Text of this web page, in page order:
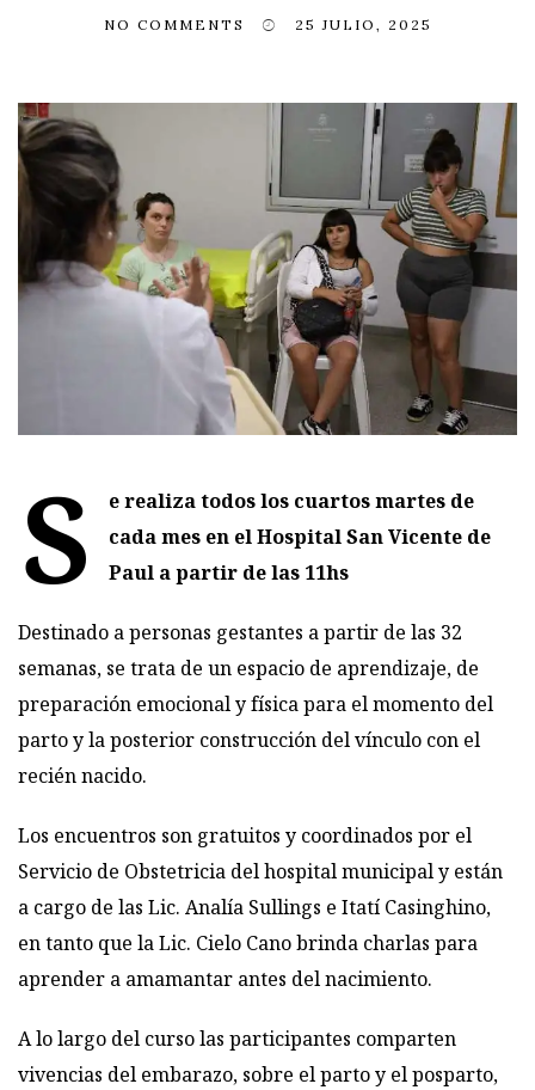
NO COMMENTS 25 JULIO, 2025
S
e realiza todos los cuartos martes de
cada mes en el Hospital San Vicente de
Paul a partir de las 11hs
Destinado a personas gestantes a partir de las 32
semanas, se trata de un espacio de aprendizaje, de
preparación emocional y física para el momento del
parto y la posterior construcción del vínculo con el
recién nacido.
Los encuentros son gratuitos y coordinados por el
Servicio de Obstetricia del hospital municipal y están
a cargo de las Lic. Analía Sullings e Itatí Casinghino,
en tanto que la Lic. Cielo Cano brinda charlas para
aprender a amamantar antes del nacimiento.
A lo largo del curso las participantes comparten
vivencias del embarazo, sobre el parto y el posparto,